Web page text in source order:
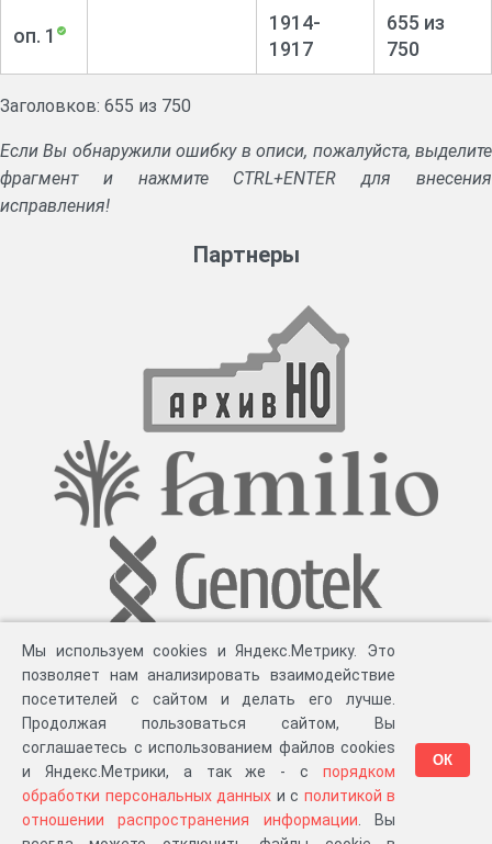
оп. 1
1914-
1917
655 из
750
Заголовков: 655 из 750
Если Вы обнаружили ошибку в описи, пожалуйста, выделите
фрагмент и нажмите CTRL+ENTER для внесения
исправления!
Партнеры
Разработка компании «Великіе предки», 2023-2026 гг. Блог.Суть проекта
Персональные данные.Распространение информации . ЧаВО. Сборка 111.39
Мы используем cookies и Яндекс.Метрику. Это
позволяет нам анализировать взаимодействие
посетителей с сайтом и делать его лучше.
Продолжая пользоваться сайтом, Вы
соглашаетесь с использованием файлов cookies
и Яндекс.Метрики, а так же - с порядком
обработки персональных данных и с политикой в
отношении распространения информации . Вы
ОК